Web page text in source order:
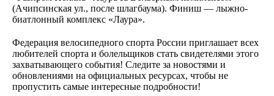
(Ачипсинская ул., после шлагбаума). Финиш — лыжно-
биатлонный комплекс «Лаура».
Федерация велосипедного спорта России приглашает всех
любителей спорта и болельщиков стать свидетелями этого
захватывающего события! Следите за новостями и
обновлениями на официальных ресурсах, чтобы не
пропустить самые интересные подробности!